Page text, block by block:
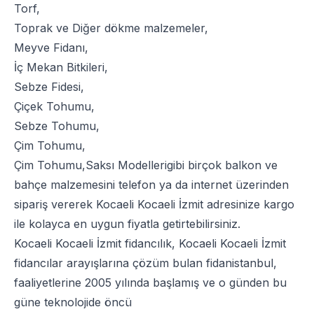
Torf,
Toprak ve Diğer dökme malzemeler,
Meyve Fidanı,
İç Mekan Bitkileri,
Sebze Fidesi,
Çiçek Tohumu,
Sebze Tohumu,
Çim Tohumu,
Çim Tohumu,Saksı Modellerigibi birçok balkon ve
bahçe malzemesini telefon ya da internet üzerinden
sipariş vererek Kocaeli Kocaeli İzmit adresinize kargo
ile kolayca en uygun fiyatla getirtebilirsiniz.
Kocaeli Kocaeli İzmit fidancılık, Kocaeli Kocaeli İzmit
fidancılar arayışlarına çözüm bulan fidanistanbul,
faaliyetlerine 2005 yılında başlamış ve o günden bu
güne teknolojide öncü